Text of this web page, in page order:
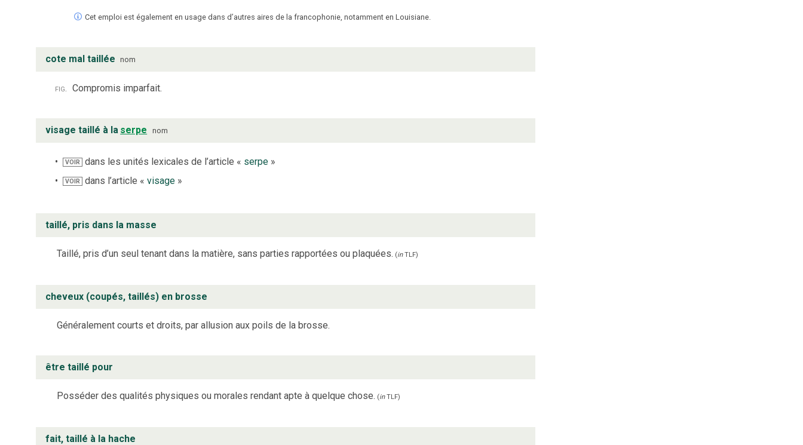
Cet emploi est également en usage dans d’autres aires de la francophonie, notamment en Louisiane.
cote mal taillée nom
fig. Compromis imparfait.
visage taillé à la serpe nom
VOIR dans les unités lexicales de l’article « serpe »
VOIR dans l’article «visage »
taillé, pris dans la masse
Taillé, pris d’un seul tenant dans la matière, sans parties rapportées ou plaquées. (inTLF)
cheveux (coupés, taillés) en brosse
Généralement courts et droits, par allusion aux poils de la brosse.
être taillé pour
Posséder des qualités physiques ou morales rendant apte à quelque chose. (inTLF)
fait, taillé à la hache